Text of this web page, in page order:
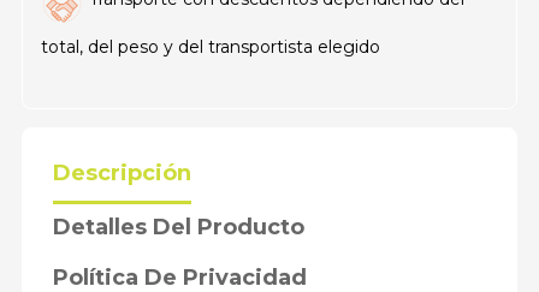
total, del peso y del transportista elegido
Descripción
Detalles Del Producto
Política De Privacidad